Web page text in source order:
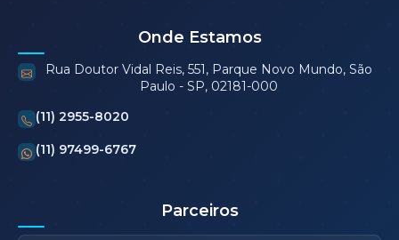
Onde Estamos
Rua Doutor Vidal Reis, 551, Parque Novo Mundo, São
Paulo - SP, 02181-000
(11) 2955-8020
(11) 97499-6767
Parceiros